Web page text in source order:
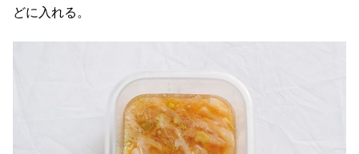
どに入れる。